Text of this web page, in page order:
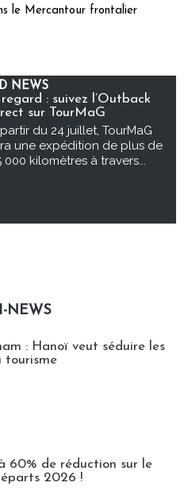
le Mercantour frontalier
NEWS
: suivez l’Outback
sur TourMaG
du 24 juillet, TourMaG
une expédition de plus de
000 kilomètres à travers...
NEWS
: Hanoï veut séduire les
tourisme
60% de réduction sur le
2026 !